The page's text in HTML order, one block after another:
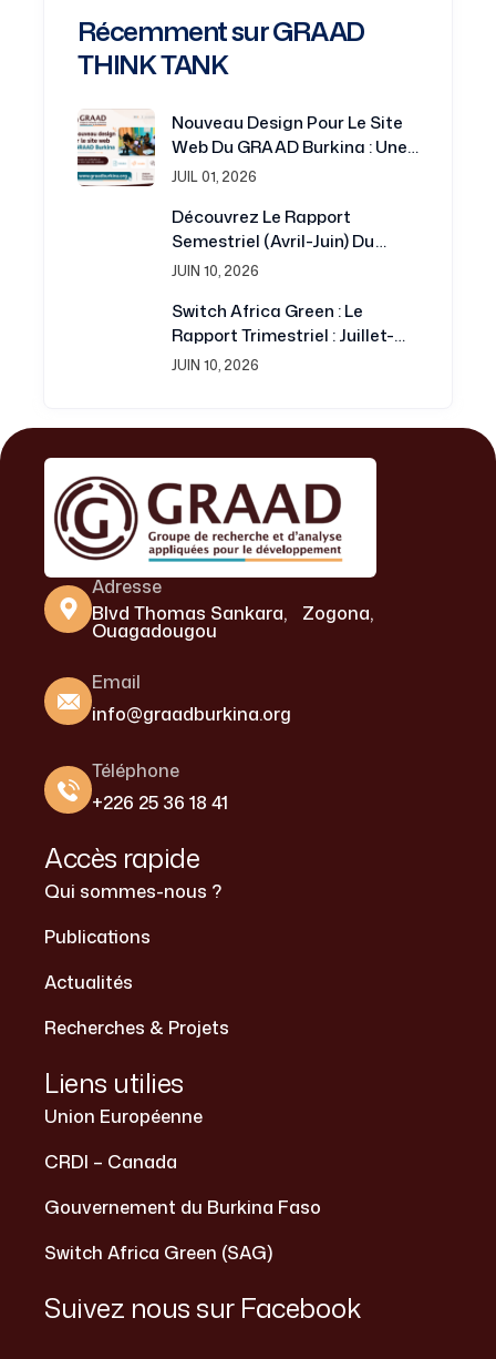
Récemment sur GRAAD
THINK TANK
Nouveau Design Pour Le Site
Web Du GRAAD Burkina : Une
Plateforme Renouvelée Au
Développement
JUIL 01, 2026
Découvrez Le Rapport
Semestriel (avril-Juin) Du
Projet Switch Africa Green
JUIN 10, 2026
Switch Africa Green : Le
Rapport Trimestriel : Juillet-
Septembre 2016 Est
JUIN 10, 2026
Adresse
Blvd Thomas Sankara, Zogona,
Ouagadougou
Email
info@graadburkina.org
Téléphone
+226 25 36 18 41
Accès rapide
Qui sommes-nous ?
Publications
Actualités
Recherches & Projets
Liens utilies
Union Européenne
CRDI – Canada
Gouvernement du Burkina Faso
Switch Africa Green (SAG)
Suivez nous sur Facebook